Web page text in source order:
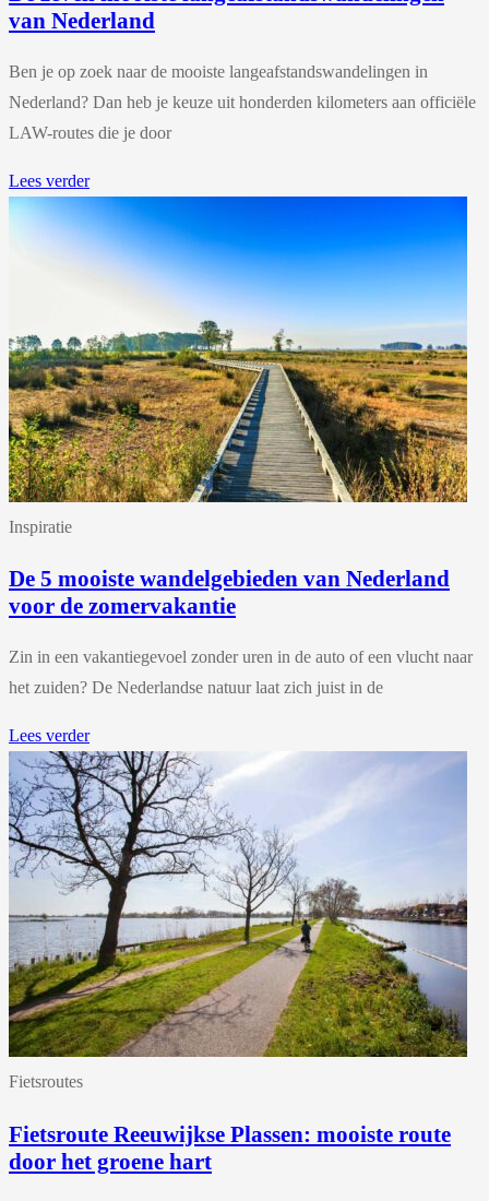
van Nederland
Ben je op zoek naar de mooiste langeafstandswandelingen in
Nederland? Dan heb je keuze uit honderden kilometers aan officiële
LAW-routes die je door
Lees verder
Inspiratie
De 5 mooiste wandelgebieden van Nederland
voor de zomervakantie
Zin in een vakantiegevoel zonder uren in de auto of een vlucht naar
het zuiden? De Nederlandse natuur laat zich juist in de
Lees verder
Fietsroutes
Fietsroute Reeuwijkse Plassen: mooiste route
door het groene hart